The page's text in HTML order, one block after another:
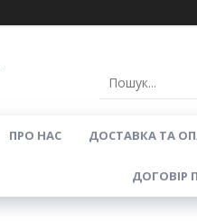
ПРО НАС ДОСТАВКА ТА
ДОГОВІР